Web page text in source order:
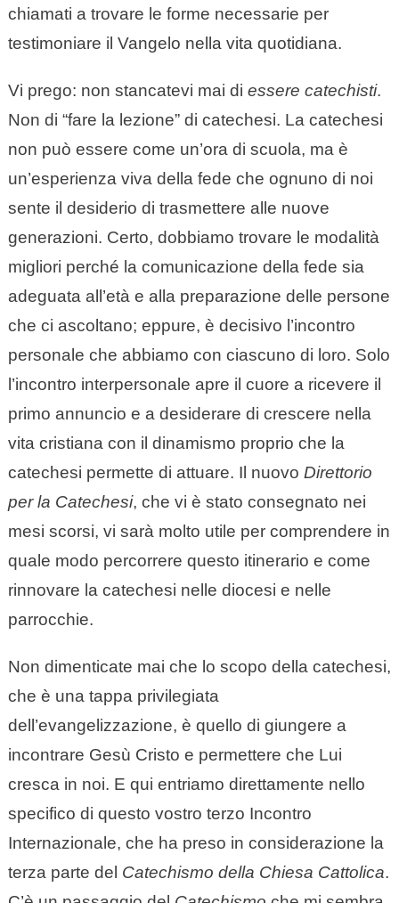
chiamati a trovare le forme necessarie per
testimoniare il Vangelo nella vita quotidiana.
Vi prego: non stancatevi mai di essere catechisti.
Non di “fare la lezione” di catechesi. La catechesi
non può essere come un’ora di scuola, ma è
un’esperienza viva della fede che ognuno di noi
sente il desiderio di trasmettere alle nuove
generazioni. Certo, dobbiamo trovare le modalità
migliori perché la comunicazione della fede sia
adeguata all’età e alla preparazione delle persone
che ci ascoltano; eppure, è decisivo l’incontro
personale che abbiamo con ciascuno di loro. Solo
l’incontro interpersonale apre il cuore a ricevere il
primo annuncio e a desiderare di crescere nella
vita cristiana con il dinamismo proprio che la
catechesi permette di attuare. Il nuovo Direttorio
per la Catechesi, che vi è stato consegnato nei
mesi scorsi, vi sarà molto utile per comprendere in
quale modo percorrere questo itinerario e come
rinnovare la catechesi nelle diocesi e nelle
parrocchie.
Non dimenticate mai che lo scopo della catechesi,
che è una tappa privilegiata
dell’evangelizzazione, è quello di giungere a
incontrare Gesù Cristo e permettere che Lui
cresca in noi. E qui entriamo direttamente nello
specifico di questo vostro terzo Incontro
Internazionale, che ha preso in considerazione la
terza parte del Catechismo della Chiesa Cattolica.